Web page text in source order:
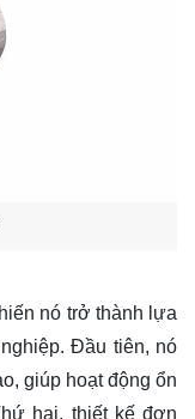
nó trở thành lựa
Đầu tiên, nó
giúp hoạt động ổn
hai, thiết kế đơn